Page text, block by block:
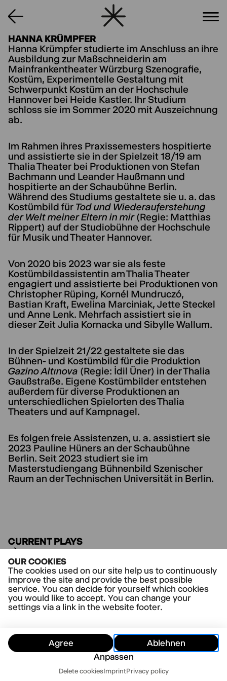
OUR COOKIES
The cookies used on our site help us to continuously
improve the site and provide the best possible
service. You can decide for yourself which cookies
you would like to accept. You can change your
settings via a link in the website footer.
Agree
Ablehnen
Anpassen
Delete cookiesImprintPrivacy policy
HANNA KRÜMPFER
Hanna Krümpfer studierte im Anschluss an ihre
Ausbildung zur Maßschneiderin am
Mainfrankentheater Würzburg Szenografie,
Kostüm, Experimentelle Gestaltung mit
Schwerpunkt Kostüm an der Hochschule
Hannover bei Heide Kastler. Ihr Studium
schloss sie im Sommer 2020 mit Auszeichnung
ab.
Im Rahmen ihres Praxissemesters hospitierte
und assistierte sie in der Spielzeit 18/19 am
Thalia Theater bei Produktionen von Stefan
Bachmann und Leander Haußmann und
hospitierte an der Schaubühne Berlin.
Während des Studiums gestaltete sie u. a. das
Kostümbild für Tod und Wiederauferstehung
der Welt meiner Eltern in mir(Regie: Matthias
Rippert) auf der Studiobühne der Hochschule
für Musik und Theater Hannover.
Von 2020 bis 2023 war sie als feste
Kostümbildassistentin am Thalia Theater
engagiert und assistierte bei Produktionen von
Christopher Rüping, Kornél Mundruczó,
Bastian Kraft, Ewelina Marciniak, Jette Steckel
und Anne Lenk. Mehrfach assistiert sie in
dieser Zeit Julia Kornacka und Sibylle Wallum.
In der Spielzeit 21/22 gestaltete sie das
Bühnen- und Kostümbild für die Produktion
Gazino Altınova (Regie: İdil Üner) in der Thalia
Gaußstraße. Eigene Kostümbilder entstehen
außerdem für diverse Produktionen an
unterschiedlichen Spielorten des Thalia
Theaters und auf Kampnagel.
Es folgen freie Assistenzen, u. a. assistiert sie
2023 Pauline Hüners an der Schaubühne
Berlin. Seit 2023 studiert sie im
Masterstudiengang Bühnenbild Szenischer
Raum an der Technischen Universität in Berlin.
CURRENT PLAYS
Asche
Gazino Altınova